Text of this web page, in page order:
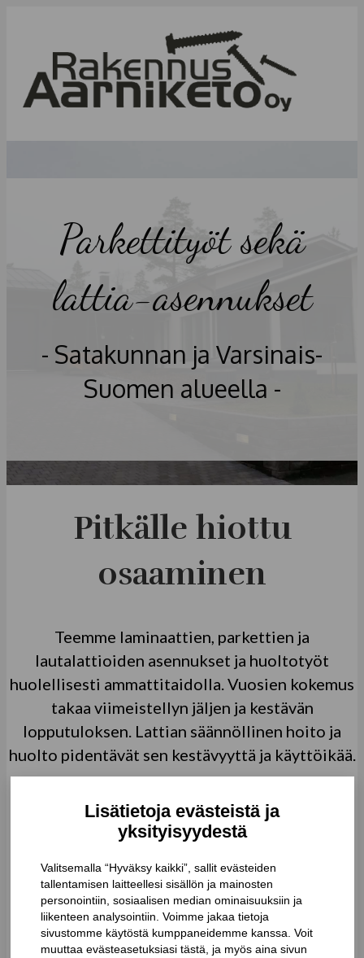
Parkettityöt sekä
lattia-asennukset
- Satakunnan ja Varsinais-
Suomen alueella -
Pitkälle hiottu
osaaminen
Teemme laminaattien, parkettien ja
lautalattioiden asennukset ja huoltotyöt
huolellisesti ammattitaidolla. Vuosien kokemus
takaa viimeistellyn jäljen ja kestävän
lopputuloksen. Lattian säännöllinen hoito ja
huolto pidentävät sen kestävyyttä ja käyttöikää.
OTA YHTEYTTÄ
Älä jää lattialle makaamaan,
kunnosta parkettisi uuden
veroiseksi!